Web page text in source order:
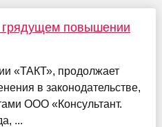
грядущем повышении
«ТАКТ», продолжает
в законодательстве,
ООО «Консультант.
...